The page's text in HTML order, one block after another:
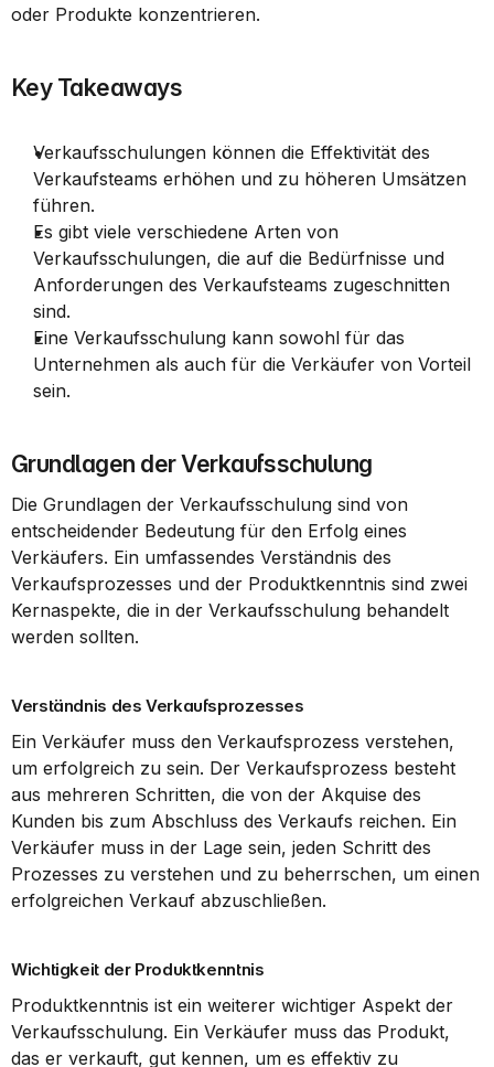
oder Produkte konzentrieren.
Key Takeaways
Verkaufsschulungen können die Effektivität des
Verkaufsteams erhöhen und zu höheren Umsätzen
führen.
Es gibt viele verschiedene Arten von
Verkaufsschulungen, die auf die Bedürfnisse und
Anforderungen des Verkaufsteams zugeschnitten
sind.
Eine Verkaufsschulung kann sowohl für das
Unternehmen als auch für die Verkäufer von Vorteil
sein.
Grundlagen der Verkaufsschulung
Die Grundlagen der Verkaufsschulung sind von
entscheidender Bedeutung für den Erfolg eines
Verkäufers. Ein umfassendes Verständnis des
Verkaufsprozesses und der Produktkenntnis sind zwei
Kernaspekte, die in der Verkaufsschulung behandelt
werden sollten.
Verständnis des Verkaufsprozesses
Ein Verkäufer muss den Verkaufsprozess verstehen,
um erfolgreich zu sein. Der Verkaufsprozess besteht
aus mehreren Schritten, die von der Akquise des
Kunden bis zum Abschluss des Verkaufs reichen. Ein
Verkäufer muss in der Lage sein, jeden Schritt des
Prozesses zu verstehen und zu beherrschen, um einen
erfolgreichen Verkauf abzuschließen.
Wichtigkeit der Produktkenntnis
Produktkenntnis ist ein weiterer wichtiger Aspekt der
Verkaufsschulung. Ein Verkäufer muss das Produkt,
das er verkauft, gut kennen, um es effektiv zu